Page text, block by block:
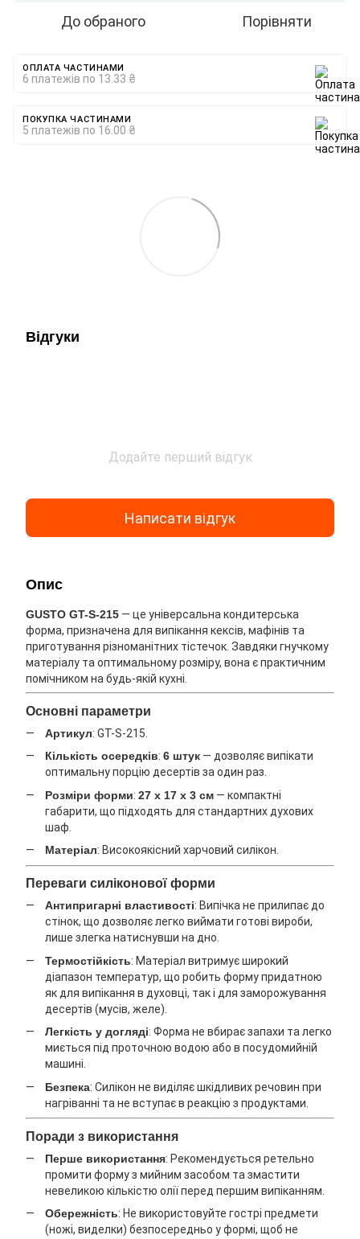
До обраного Порівняти
ОПЛАТА ЧАСТИНАМИ
6 платежів по 13.33 ₴
ПОКУПКА ЧАСТИНАМИ
5 платежів по 16.00 ₴
Відгуки
Додайте перший відгук
Написати відгук
Опис
GUSTO GT-S-215 — це універсальна кондитерська
форма, призначена для випікання кексів, мафінів та
приготування різноманітних тістечок. Завдяки гнучкому
матеріалу та оптимальному розміру, вона є практичним
помічником на будь-якій кухні.
Основні параметри
Артикул: GT-S-215.
Кількість осередків: 6 штук — дозволяє випікати
оптимальну порцію десертів за один раз.
Розміри форми: 27 х 17 х 3 см — компактні
габарити, що підходять для стандартних духових
шаф.
Матеріал: Високоякісний харчовий силікон.
Переваги силіконової форми
Антипригарні властивості: Випічка не прилипає до
стінок, що дозволяє легко виймати готові вироби,
лише злегка натиснувши на дно.
Термостійкість: Матеріал витримує широкий
діапазон температур, що робить форму придатною
як для випікання в духовці, так і для заморожування
десертів (мусів, желе).
Легкість у догляді: Форма не вбирає запахи та легко
миється під проточною водою або в посудомийній
машині.
Безпека: Силікон не виділяє шкідливих речовин при
нагріванні та не вступає в реакцію з продуктами.
Поради з використання
Перше використання: Рекомендується ретельно
промити форму з мийним засобом та змастити
невеликою кількістю олії перед першим випіканням.
Обережність: Не використовуйте гострі предмети
(ножі, виделки) безпосередньо у формі, щоб не